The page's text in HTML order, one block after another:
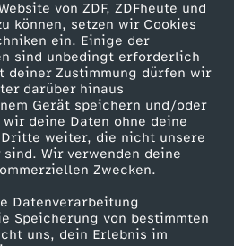
von ZDF, ZDFheute und
können, setzen wir Cookies
ein. Einige der
sind unbedingt erforderlich
deiner Zustimmung dürfen wir
darüber hinaus
Gerät speichern und/oder
deine Daten ohne deine
weiter, die nicht unsere
Wir verwenden deine
Zwecken.
Datenverarbeitung
Speicherung von bestimmten
uns, dein Erlebnis im
Service
ZDFmitreden
Kontakt zum ZDF
Tickets
Zuschauerservice
Hilfe